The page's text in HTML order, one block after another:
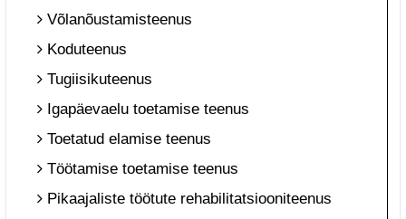
Võlanõustamisteenus
Koduteenus
Tugiisikuteenus
Igapäevaelu toetamise teenus
Toetatud elamise teenus
Töötamise toetamise teenus
Pikaajaliste töötute rehabilitatsiooniteenus